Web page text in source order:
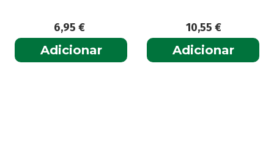
6,95€
Adicionar
10,55€
Adicionar